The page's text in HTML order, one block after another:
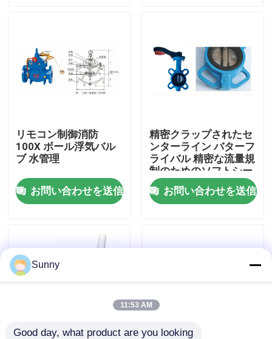
ビデオ
工場 ツアー
品質管理
引金 を 求め て ください
国境を越えた調達
リモコン制御消防
100X ボール浮気バル
ブ 水管理
お問い合わせを送信
精密クラップされたセ
ンターライン バターフ
ライバル 精密な流量規
制のためのソフトシー
ル
お問い合わせを送信
Sunny
11:53 AM
Good day, what product are you looking